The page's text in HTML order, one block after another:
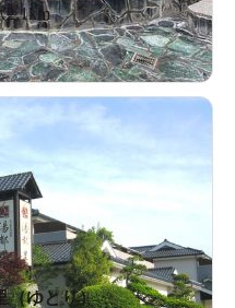
2.1km
（ゆとり）